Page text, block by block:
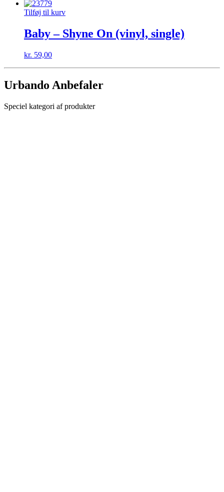
Tilføj til kurv
Baby – Shyne On (vinyl, single)
kr. 59,00
Urbando Anbefaler
Speciel kategori af produkter